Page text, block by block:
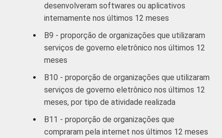
desenvolveram softwares ou aplicativos
internamente nos últimos 12 meses
B9 - proporção de organizações que utilizaram
serviços de governo eletrônico nos últimos 12
meses
B10 - proporção de organizações que utilizaram
serviços de governo eletrônico nos últimos 12
meses, por tipo de atividade realizada
B11 - proporção de organizações que
compraram pela internet nos últimos 12 meses